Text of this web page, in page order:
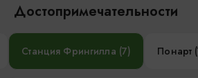
Достопримечательности
Станция Фрингилла (7) Понарт